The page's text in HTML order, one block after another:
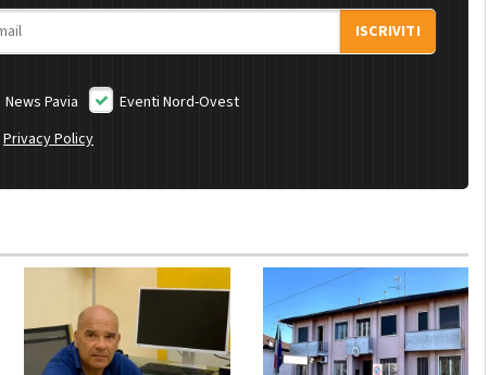
ISCRIVITI
News Pavia
Eventi Nord-Ovest
Privacy Policy